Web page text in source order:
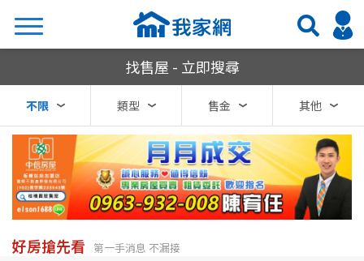
熱門關鍵字
我家網房屋買賣
找售屋 - 立即搜尋
不限 類型 售金 其他
好房搶先看 第一手消息 不漏接